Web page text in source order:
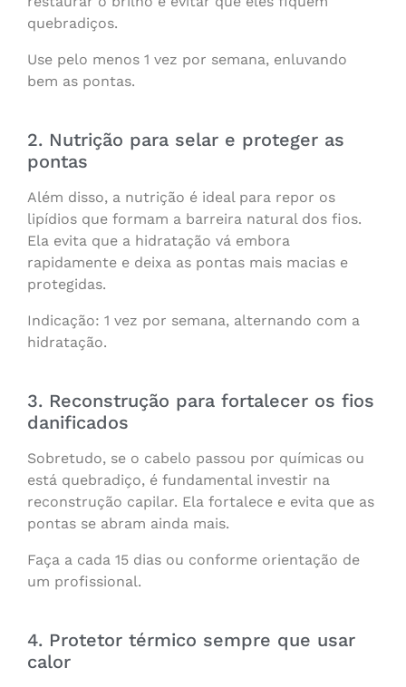
quebradiços.
Use pelo menos 1 vez por semana, enluvando
bem as pontas.
2. Nutrição para selar e proteger as
pontas
Além disso, a nutrição é ideal para repor os
lipídios que formam a barreira natural dos fios.
Ela evita que a hidratação vá embora
rapidamente e deixa as pontas mais macias e
protegidas.
Indicação: 1 vez por semana, alternando com a
hidratação.
3. Reconstrução para fortalecer os fios
danificados
Sobretudo, se o cabelo passou por químicas ou
está quebradiço, é fundamental investir na
reconstrução capilar. Ela fortalece e evita que as
pontas se abram ainda mais.
Faça a cada 15 dias ou conforme orientação de
um profissional.
4. Protetor térmico sempre que usar
calor